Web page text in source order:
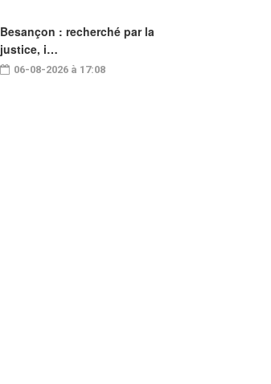
Besançon : recherché par la
justice, i…
06-08-2026 à 17:08